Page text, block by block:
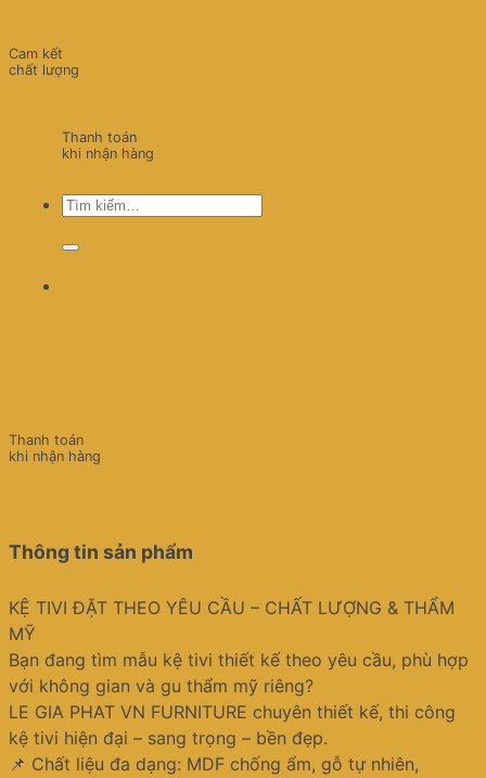
Thanh toán
khi nhận hàng
Tìm
Cam kết
chất lượng
Thanh toán
khi nhận hàng
Thông tin sản phẩm
KỆ TIVI ĐẶT THEO YÊU CẦU – CHẤT LƯỢNG & THẨM
MỸ
Bạn đang tìm mẫu kệ tivi thiết kế theo yêu cầu, phù hợp
với không gian và gu thẩm mỹ riêng?
LE GIA PHAT VN FURNITURE chuyên thiết kế, thi công
kệ tivi hiện đại – sang trọng – bền đẹp.
📌 Chất liệu đa dạng: MDF chống ẩm, gỗ tự nhiên,